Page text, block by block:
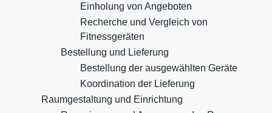
Einholung von Angeboten
Recherche und Vergleich von
Fitnessgeräten
Bestellung und Lieferung
Bestellung der ausgewählten Geräte
Koordination der Lieferung
Raumgestaltung und Einrichtung